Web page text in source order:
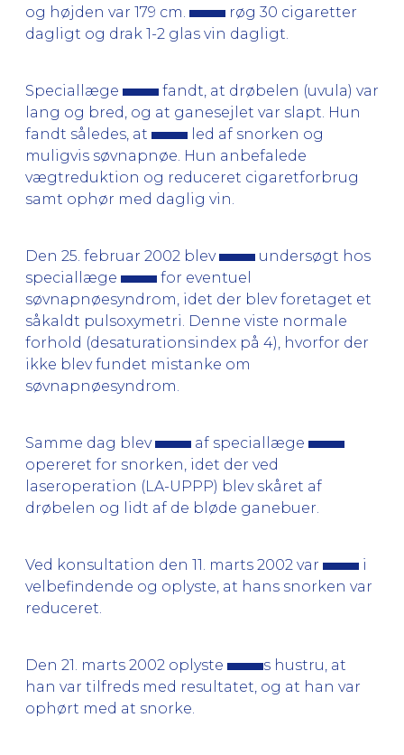
og højden var 179 cm.
røg 30 cigaretter
dagligt og drak 1-2 glas vin dagligt.
Speciallæge
fandt, at drøbelen (uvula) var
lang og bred, og at ganesejlet var slapt. Hun
fandt således, at
led af snorken og
muligvis søvnapnøe. Hun anbefalede
vægtreduktion og reduceret cigaretforbrug
samt ophør med daglig vin.
Den 25. februar 2002 blev
undersøgt hos
speciallæge
for eventuel
søvnapnøesyndrom, idet der blev foretaget et
såkaldt pulsoxymetri. Denne viste normale
forhold (desaturationsindex på 4), hvorfor der
ikke blev fundet mistanke om
søvnapnøesyndrom.
Samme dag blev
af speciallæge
opereret for snorken, idet der ved
laseroperation (LA-UPPP) blev skåret af
drøbelen og lidt af de bløde ganebuer.
Ved konsultation den 11. marts 2002 var
i
velbefindende og oplyste, at hans snorken var
reduceret.
Den 21. marts 2002 oplyste
s hustru, at
han var tilfreds med resultatet, og at han var
ophørt med at snorke.